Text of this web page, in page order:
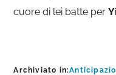
cuore di lei batte per
Archiviato in: